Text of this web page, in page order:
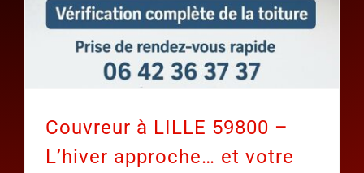
Couvreur à LILLE 59800 –
L’hiver approche… et votre